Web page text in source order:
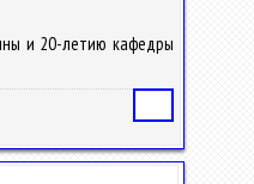
и 20-летию кафедры